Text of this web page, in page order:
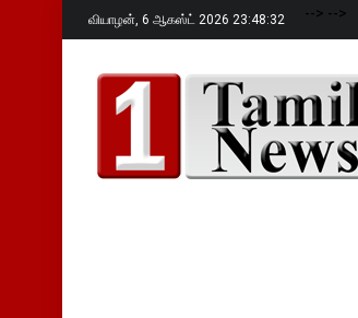
வியாழன், 6 ஆகஸ்ட் 2026 23:48:33 --> -->